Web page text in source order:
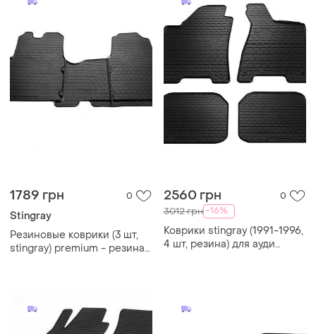
1789 грн 0
Stingray
Резиновые коврики (3 шт,
stingray) premium - резина
2560 грн 0
3012 грн -16%
Коврики stingray (1991-1996,
4 шт, резина) для ауди